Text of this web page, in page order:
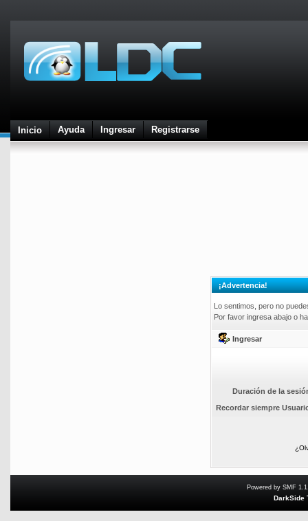
Inicio Ayuda Ingresar Registrarse
¡Advertencia!
Lo sentimos, pero no
Por favor ingresa abajo o
Ingresar
Duración de la
Recordar siempre
Powered by SMF
DarkSide